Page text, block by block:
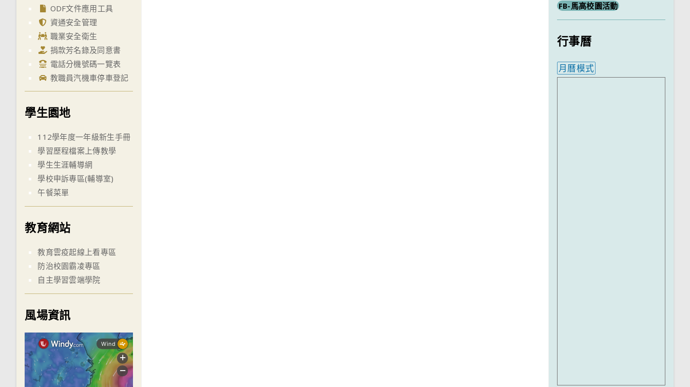
ODF文件應用工具
資通安全管理
職業安全衛生
捐款芳名錄及同意書
電話分機號碼一覽表
教職員汽機車停車登記
學生園地
112學年度一年級新生手冊
學習歷程檔案上傳教學
學生生涯輔導網
學校申訴專區(輔導室)
午餐菜單
教育網站
教育雲疫起線上看專區
防治校園霸凌專區
自主學習雲端學院
風場資訊
FB-馬高校園活動
行事曆
月曆模式